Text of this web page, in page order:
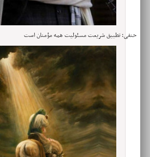
حنفی: تطبیق شریعت مسئولیت همه مؤمنان است